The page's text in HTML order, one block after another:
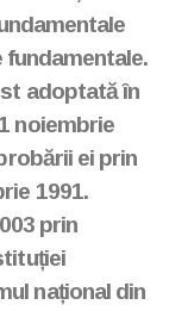
adoptată în
noiembrie
ei prin
1991.
prin
național din